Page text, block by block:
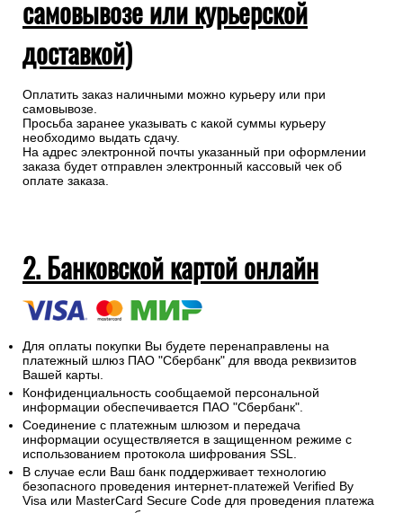
самовывозе или курьерской
доставкой)
Оплатить заказ наличными можно курьеру или при
самовывозе.
Просьба заранее указывать с какой суммы курьеру
необходимо выдать сдачу.
На адрес электронной почты указанный при оформлении
заказа будет отправлен электронный кассовый чек об
оплате заказа.
2. Банковской картой онлайн
Для оплаты покупки Вы будете перенаправлены на
платежный шлюз ПАО "Сбербанк" для ввода реквизитов
Вашей карты.
Конфиденциальность сообщаемой персональной
информации обеспечивается ПАО "Сбербанк".
Соединение с платежным шлюзом и передача
информации осуществляется в защищенном режиме с
использованием протокола шифрования SSL.
В случае если Ваш банк поддерживает технологию
безопасного проведения интернет-платежей Verified By
Visa или MasterCard Secure Code для проведения платежа